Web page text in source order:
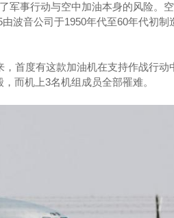
军事行动与空中加油本身的风险。
波音公司于1950年代至60年代初制
首度有这款加油机在支持作战行动
而机上3名机组成员全部罹难。